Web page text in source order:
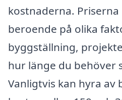
kostnaderna. Priserna
beroende på olika
byggställning,
hur länge du behöver
Vanligtvis kan hyra av